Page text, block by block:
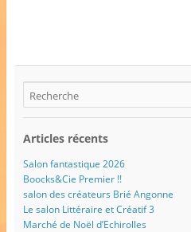
Articles récents
Salon fantastique 2026
Boocks&Cie Premier !!
salon des créateurs Brié Angonne
Le salon Littéraire et Créatif 3
Marché de Noël d’Echirolles